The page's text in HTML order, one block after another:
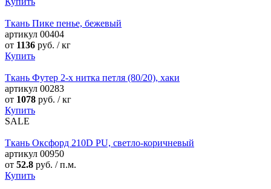
Ткань Пике пенье, бежевый
артикул 00404
от 1136 руб. / кг
Купить
Ткань Футер 2-х нитка петля (80/20), хаки
артикул 00283
от 1078 руб. / кг
Купить
SALE
Ткань Оксфорд 210D PU, светло-коричневый
артикул 00950
от 52.8 руб. / п.м.
Купить